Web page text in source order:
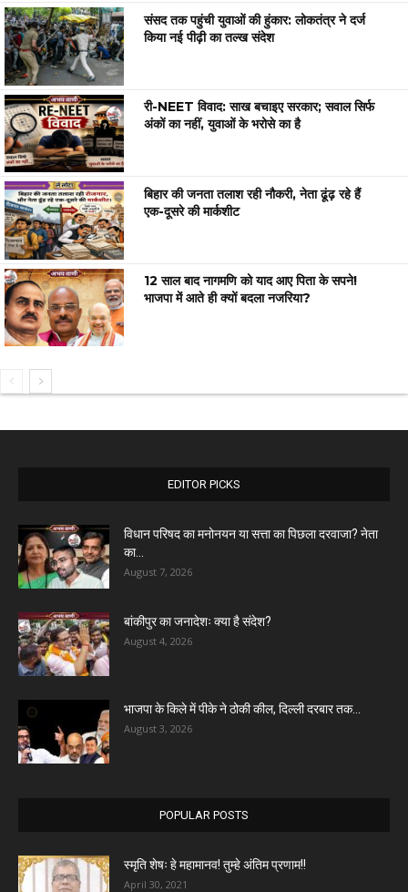
संसद तक पहुंची युवाओं की हुंकार: लोकतंत्र ने दर्ज
किया नई पीढ़ी का तल्ख संदेश
री-NEET विवाद: साख बचाइए सरकार; सवाल सिर्फ
अंकों का नहीं, युवाओं के भरोसे का है
बिहार की जनता तलाश रही नौकरी, नेता ढूंढ़ रहे हैं
एक-दूसरे की मार्कशीट
12 साल बाद नागमणि को याद आए पिता के सपने!
भाजपा में आते ही क्यों बदला नजरिया?
EDITOR PICKS
विधान परिषद का मनोनयन या सत्ता का पिछला दरवाजा? नेता
का...
August 7, 2026
बांकीपुर का जनादेशः क्या है संदेश?
August 4, 2026
भाजपा के किले में पीके ने ठोकी कील, दिल्ली दरबार तक...
August 3, 2026
POPULAR POSTS
स्मृति शेषः हे महामानव! तुम्हे अंतिम प्रणाम!!
April 30, 2021